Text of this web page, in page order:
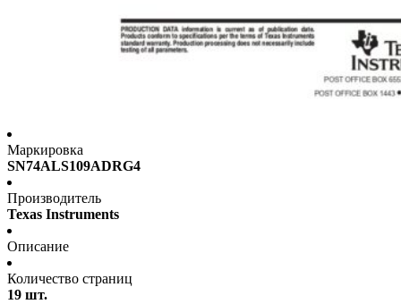
Маркировка
SN74ALS109ADRG4
Производитель
Texas Instruments
Описание
Количество страниц
19 шт.